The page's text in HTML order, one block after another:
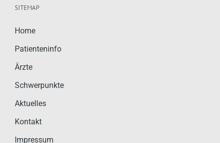
SITEMAP
Home
Patienteninfo
Ärzte
Schwerpunkte
Aktuelles
Kontakt
Impressum